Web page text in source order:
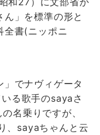
」を標準の形と
書(ニッポニ
」でナヴィゲータ
る歌手のsayaさ
名乗りですが、
、sayaちゃんと云